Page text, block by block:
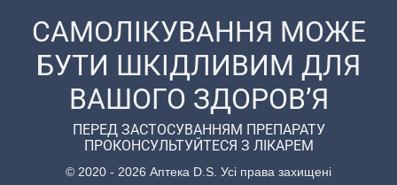
САМОЛІКУВАННЯ МОЖЕ
БУТИ ШКІДЛИВИМ ДЛЯ
ВАШОГО ЗДОРОВ’Я
ПЕРЕД ЗАСТОСУВАННЯМ ПРЕПАРАТУ
ПРОКОНСУЛЬТУЙТЕСЯ З ЛІКАРЕМ
© 2020 - 2026 Аптека D.S. Усі права захищені